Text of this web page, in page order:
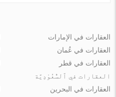
العقارات في الإمارات
العقارات في عُمان
العقارات في قطر
العقارات في ٱلسُّعُوْدِيَّة
العقارات في البحرين